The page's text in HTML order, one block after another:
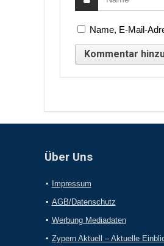
Name, E-Mail-
Über Uns
Impressum
AGB/Datenschutz
Werbung Mediadaten
Zypern Aktuell – Aktuelle